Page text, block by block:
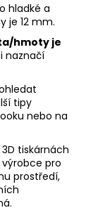
hladké a
je 12 mm.
hmoty je
naznačí
tipy
nebo na
tiskárnách
pro
prostředí,